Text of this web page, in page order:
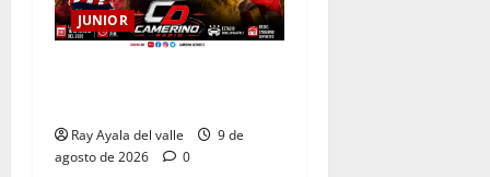
JUNIOR
Ray Ayala del valle
9 de
agosto de 2026
0